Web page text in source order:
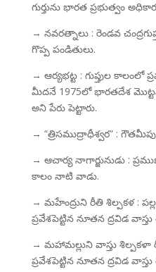
గుర్తును భారత ప్రభుత్వం
→ నవరత్నాలు : రెండవ
గొప్ప పండితులు.
→ ఆర్యభట్ట : గుప్తుల కాలంలో
మీదనే 1975లో భారతదేశ
అని పేరు పెట్టారు.
→ “త్రిసముద్రాధీశ్వర” :
→ ఆచార్య నాగార్జునుడు :
కాలం నాటి వాడు.
→ మహేంద్రుని రీతి శిల్పకళ :
ప్రవేశపెట్టిన నూతన ద్రవిడ వాస్తు
→ మహామల్లుని వాస్తు
ప్రవేశపెట్టిన నూతన ద్రవిడ వాస్తు